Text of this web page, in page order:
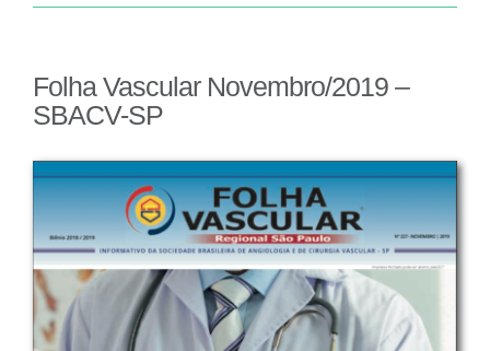
Folha Vascular Novembro/2019 –
SBACV-SP